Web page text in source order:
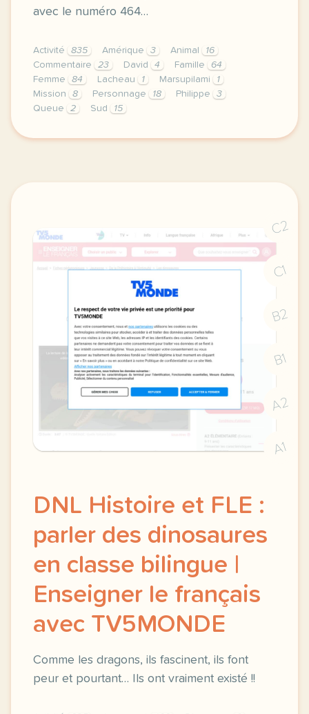
avec le numéro 464…
Activité 835 Amérique 3 Animal
16
Commentaire
23 David 4 Famille
64
Femme
84 Lacheau 1 Marsupilami
1
Mission
8 Personnage 18 Philippe
3
Queue
2 Sud 15
exercice b1 cinema le marsupilami est de retour
C2
C1
B2
B1
A2
A1
DNL Histoire et FLE :
parler des dinosaures
en classe bilingue |
Enseigner le français
avec TV5MONDE
Comme les dragons, ils fascinent, ils font
peur et pourtant… Ils ont vraiment existé !!